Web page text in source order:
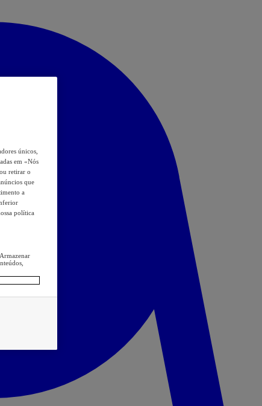
únicos,
em «Nós
retirar o
que
a
política